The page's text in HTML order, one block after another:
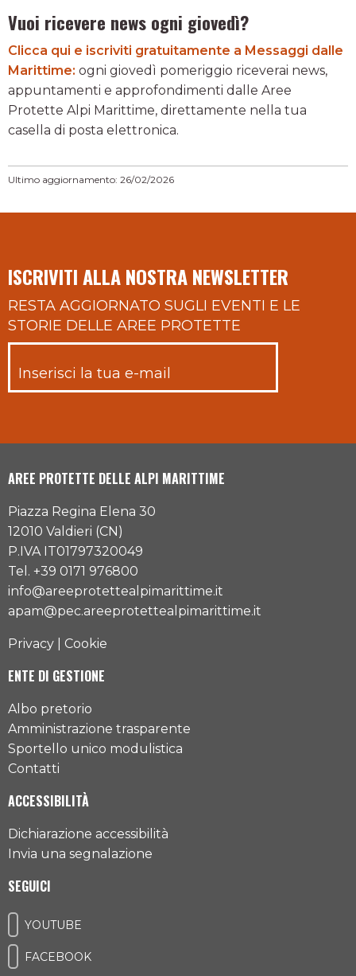
Vuoi ricevere news ogni giovedì?
Clicca qui e iscriviti gratuitamente a Messaggi dalle
Marittime: ogni giovedì pomeriggio riceverai news,
appuntamenti e approfondimenti dalle Aree
Protette Alpi Marittime, direttamente nella tua
casella di posta elettronica.
Ultimo aggiornamento: 26/02/2026
ISCRIVITI ALLA NOSTRA NEWSLETTER
RESTA AGGIORNATO SUGLI EVENTI E LE
STORIE DELLE AREE PROTETTE
AREE PROTETTE DELLE ALPI MARITTIME
Piazza Regina Elena 30
12010 Valdieri (CN)
P.IVA IT01797320049
Tel. +39 0171 976800
info@areeprotettealpimarittime.it
apam@pec.areeprotettealpimarittime.it
Privacy Cookie
ENTE DI GESTIONE
Albo pretorio
Amministrazione trasparente
Sportello unico modulistica
Contatti
ACCESSIBILITÀ
Dichiarazione accessibilità
Invia una segnalazione
SEGUICI
YOUTUBE
FACEBOOK